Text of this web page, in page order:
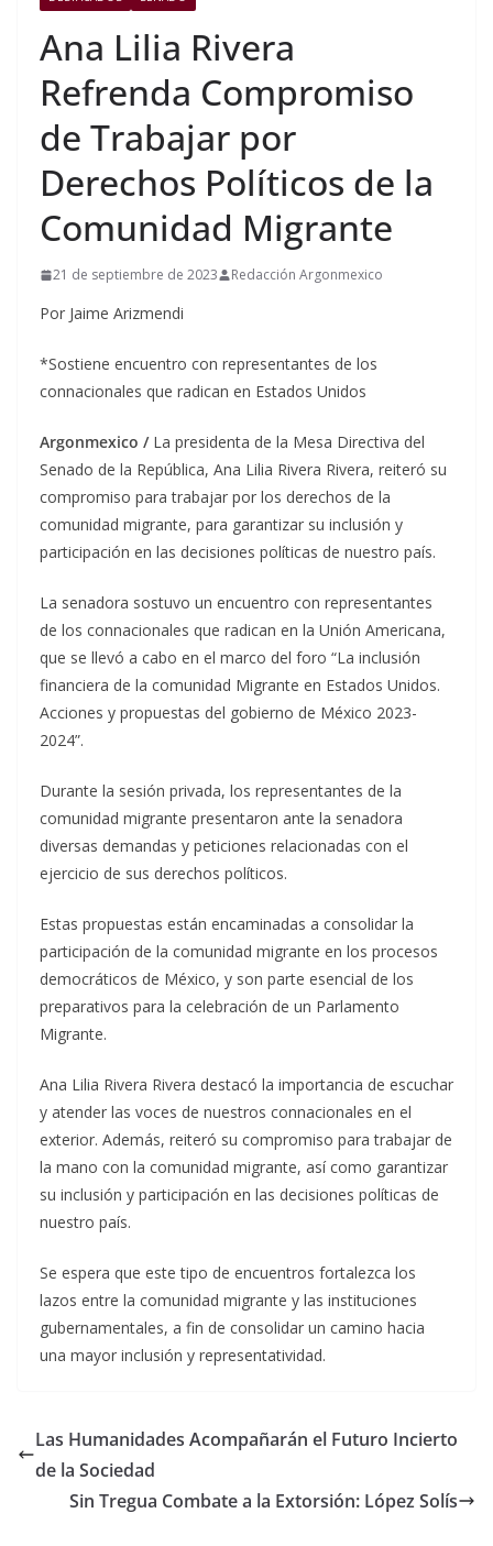
Ana Lilia Rivera
Refrenda Compromiso
de Trabajar por
Derechos Políticos de la
Comunidad Migrante
21 de septiembre de 2023 Redacción Argonmexico
Por Jaime Arizmendi
*Sostiene encuentro con representantes de los
connacionales que radican en Estados Unidos
Argonmexico / La presidenta de la Mesa Directiva del
Senado de la República, Ana Lilia Rivera Rivera, reiteró su
compromiso para trabajar por los derechos de la
comunidad migrante, para garantizar su inclusión y
participación en las decisiones políticas de nuestro país.
La senadora sostuvo un encuentro con representantes
de los connacionales que radican en la Unión Americana,
que se llevó a cabo en el marco del foro “La inclusión
financiera de la comunidad Migrante en Estados Unidos.
Acciones y propuestas del gobierno de México 2023-
2024”.
Durante la sesión privada, los representantes de la
comunidad migrante presentaron ante la senadora
diversas demandas y peticiones relacionadas con el
ejercicio de sus derechos políticos.
Estas propuestas están encaminadas a consolidar la
participación de la comunidad migrante en los procesos
democráticos de México, y son parte esencial de los
preparativos para la celebración de un Parlamento
Migrante.
Ana Lilia Rivera Rivera destacó la importancia de escuchar
y atender las voces de nuestros connacionales en el
exterior. Además, reiteró su compromiso para trabajar de
la mano con la comunidad migrante, así como garantizar
su inclusión y participación en las decisiones políticas de
nuestro país.
Se espera que este tipo de encuentros fortalezca los
lazos entre la comunidad migrante y las instituciones
gubernamentales, a fin de consolidar un camino hacia
una mayor inclusión y representatividad.
Las Humanidades Acompañarán el Futuro Incierto
de la Sociedad
Sin Tregua Combate a la Extorsión: López Solís